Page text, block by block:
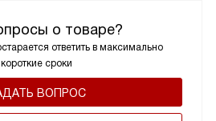
о товаре?
ответить в максимально
короткие сроки
ВОПРОС